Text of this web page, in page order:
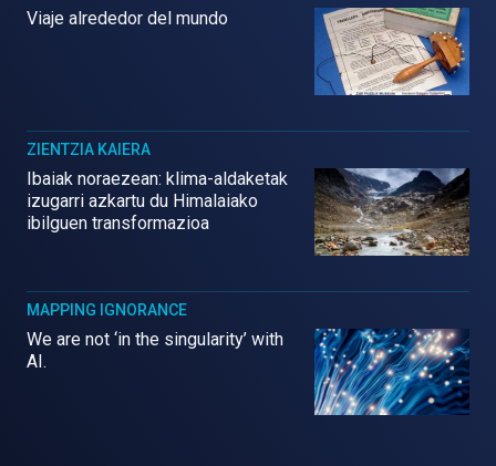
Viaje alrededor del mundo
ZIENTZIA KAIERA
Ibaiak noraezean: klima-aldaketak
izugarri azkartu du Himalaiako
ibilguen transformazioa
MAPPING IGNORANCE
We are not ‘in the singularity’ with
AI.